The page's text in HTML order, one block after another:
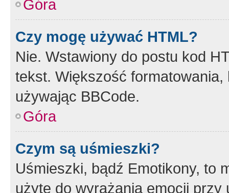
Góra
Czy mogę używać HTML?
Nie. Wstawiony do postu kod
tekst. Większość
używając BBCode.
Góra
Czym są uśmieszki?
Uśmieszki, bądź Emotikony, to
użyte do wyrażania emocji